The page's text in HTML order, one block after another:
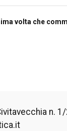
volta che
n.